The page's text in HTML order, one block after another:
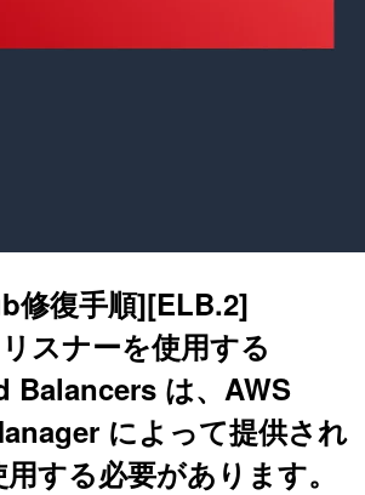
修復手順][ELB.2]
スナーを使用する
Balancers は、AWS
によって提供され
する必要があります。